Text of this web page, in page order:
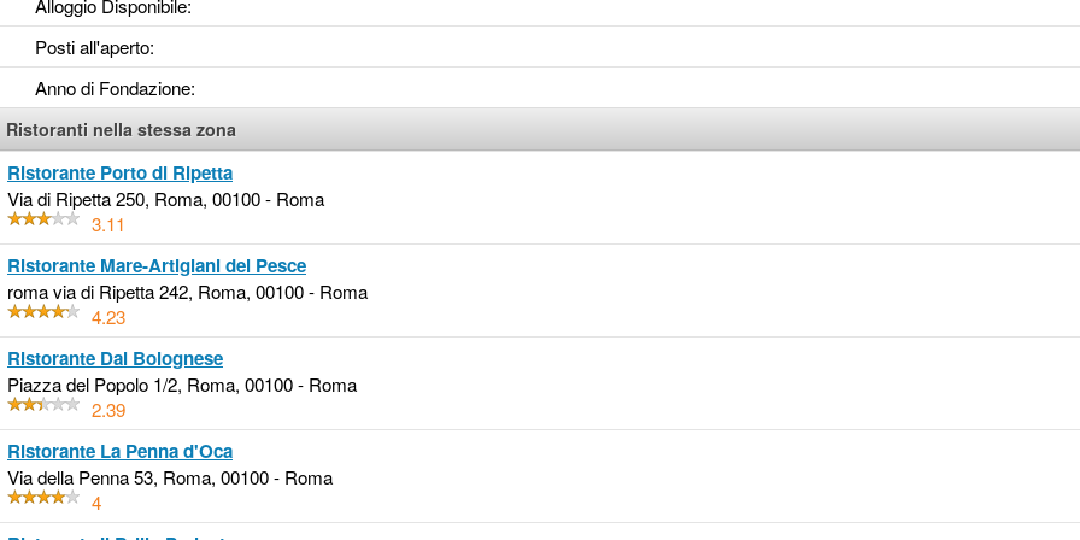
Alloggio Disponibile:
Posti all'aperto:
Anno di Fondazione:
Ristoranti nella stessa zona
Ristorante Porto di Ripetta
Via di Ripetta 250, Roma, 00100 - Roma
3.11
Ristorante Mare-Artigiani del Pesce
roma via di Ripetta 242, Roma, 00100 - Roma
4.23
Ristorante Dal Bolognese
Piazza del Popolo 1/2, Roma, 00100 - Roma
2.39
Ristorante La Penna d'Oca
Via della Penna 53, Roma, 00100 - Roma
4